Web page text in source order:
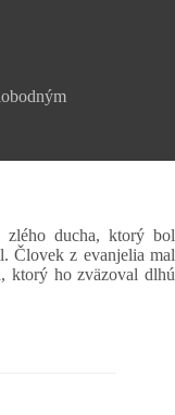
zlého ducha, ktorý bol
Človek z evanjelia mal
ktorý ho zväzoval dlhú